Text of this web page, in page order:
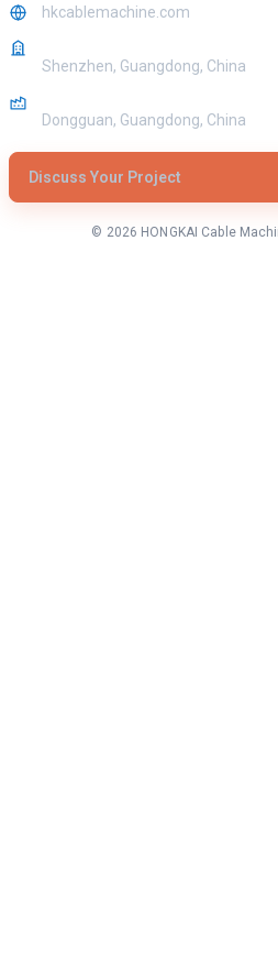
hkcablemachine.com
Shenzhen, Guangdong, China
Dongguan, Guangdong, China
Discuss Your Project
© 2026 HONGKAI Cable